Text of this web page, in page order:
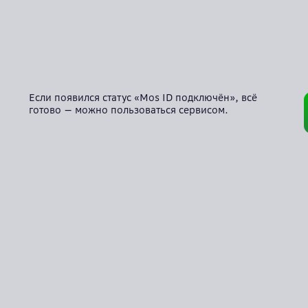
Если появился статус «Mos ID подключён», всё
готово — можно пользоваться сервисом.